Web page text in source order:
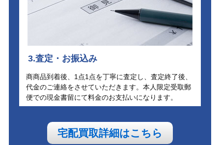
3.査定・お振込み
商商品到着後、1点1点を丁寧に査定し、査定終了後、
代金のご連絡をさせていただきます。本人限定受取郵
便での現金書留にて料金のお支払いになります。
宅配買取詳細はこちら